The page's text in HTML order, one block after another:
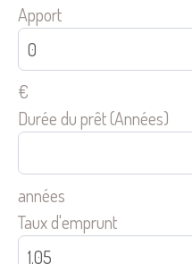
Apport
€
Durée du prêt (Années)
années
Taux d'emprunt